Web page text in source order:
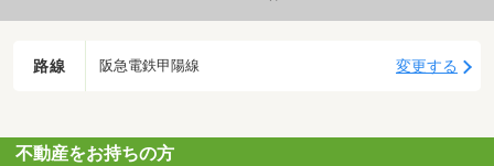
路線 阪急電鉄甲陽線 変更する
不動産をお持ちの方